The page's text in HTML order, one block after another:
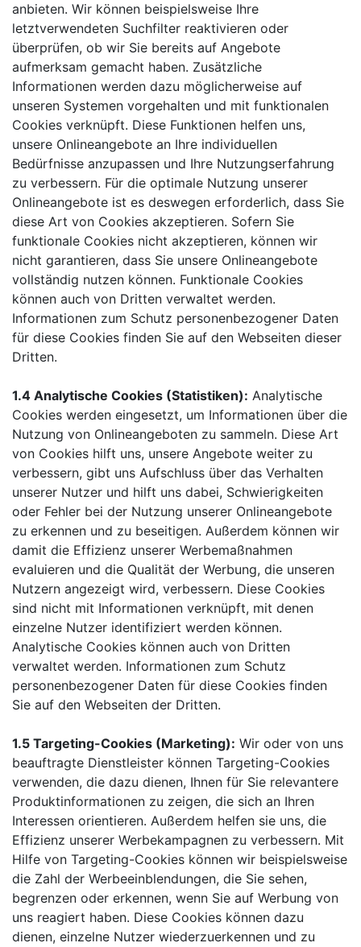
anbieten. Wir können beispielsweise Ihre
letztverwendeten Suchfilter reaktivieren oder
überprüfen, ob wir Sie bereits auf Angebote
aufmerksam gemacht haben. Zusätzliche
Informationen werden dazu möglicherweise auf
unseren Systemen vorgehalten und mit funktionalen
Cookies verknüpft. Diese Funktionen helfen uns,
unsere Onlineangebote an Ihre individuellen
Bedürfnisse anzupassen und Ihre Nutzungserfahrung
zu verbessern. Für die optimale Nutzung unserer
Onlineangebote ist es deswegen erforderlich, dass Sie
diese Art von Cookies akzeptieren. Sofern Sie
funktionale Cookies nicht akzeptieren, können wir
nicht garantieren, dass Sie unsere Onlineangebote
vollständig nutzen können. Funktionale Cookies
können auch von Dritten verwaltet werden.
Informationen zum Schutz personenbezogener Daten
für diese Cookies finden Sie auf den Webseiten dieser
Dritten.
1.4 Analytische Cookies (Statistiken): Analytische
Cookies werden eingesetzt, um Informationen über die
Nutzung von Onlineangeboten zu sammeln. Diese Art
von Cookies hilft uns, unsere Angebote weiter zu
verbessern, gibt uns Aufschluss über das Verhalten
unserer Nutzer und hilft uns dabei, Schwierigkeiten
oder Fehler bei der Nutzung unserer Onlineangebote
zu erkennen und zu beseitigen. Außerdem können wir
damit die Effizienz unserer Werbemaßnahmen
evaluieren und die Qualität der Werbung, die unseren
Nutzern angezeigt wird, verbessern. Diese Cookies
sind nicht mit Informationen verknüpft, mit denen
einzelne Nutzer identifiziert werden können.
Analytische Cookies können auch von Dritten
verwaltet werden. Informationen zum Schutz
personenbezogener Daten für diese Cookies finden
Sie auf den Webseiten der Dritten.
1.5 Targeting-Cookies (Marketing): Wir oder von uns
beauftragte Dienstleister können Targeting-Cookies
verwenden, die dazu dienen, Ihnen für Sie relevantere
Produktinformationen zu zeigen, die sich an Ihren
Interessen orientieren. Außerdem helfen sie uns, die
Effizienz unserer Werbekampagnen zu verbessern. Mit
Hilfe von Targeting-Cookies können wir beispielsweise
die Zahl der Werbeeinblendungen, die Sie sehen,
begrenzen oder erkennen, wenn Sie auf Werbung von
uns reagiert haben. Diese Cookies können dazu
dienen, einzelne Nutzer wiederzuerkennen und zu